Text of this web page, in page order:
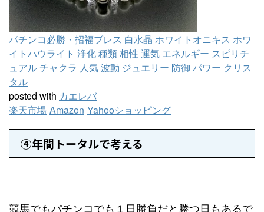
パチンコ必勝・招福ブレス 白水晶 ホワイトオニキス ホワ
イトハウライト 浄化 種類 相性 運気 エネルギー スピリチ
ュアル チャクラ 人気 波動 ジュエリー 防御 パワー クリス
タル
posted with カエレバ
楽天市場 Amazon Yahooショッピング
④年間トータルで考える
競馬でもパチンコでも１日勝負だと勝つ日もあるで